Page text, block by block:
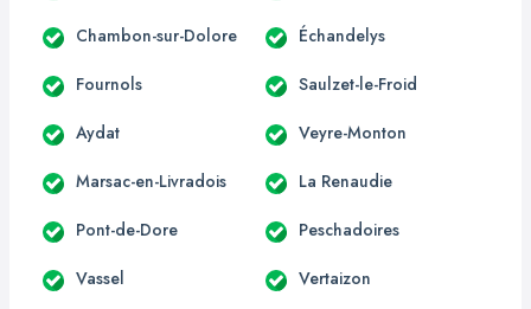
Chambon-sur-Dolore Échandelys
Fournols Saulzet-le-Froid
Aydat Veyre-Monton
Marsac-en-Livradois La Renaudie
Pont-de-Dore Peschadoires
Vassel Vertaizon